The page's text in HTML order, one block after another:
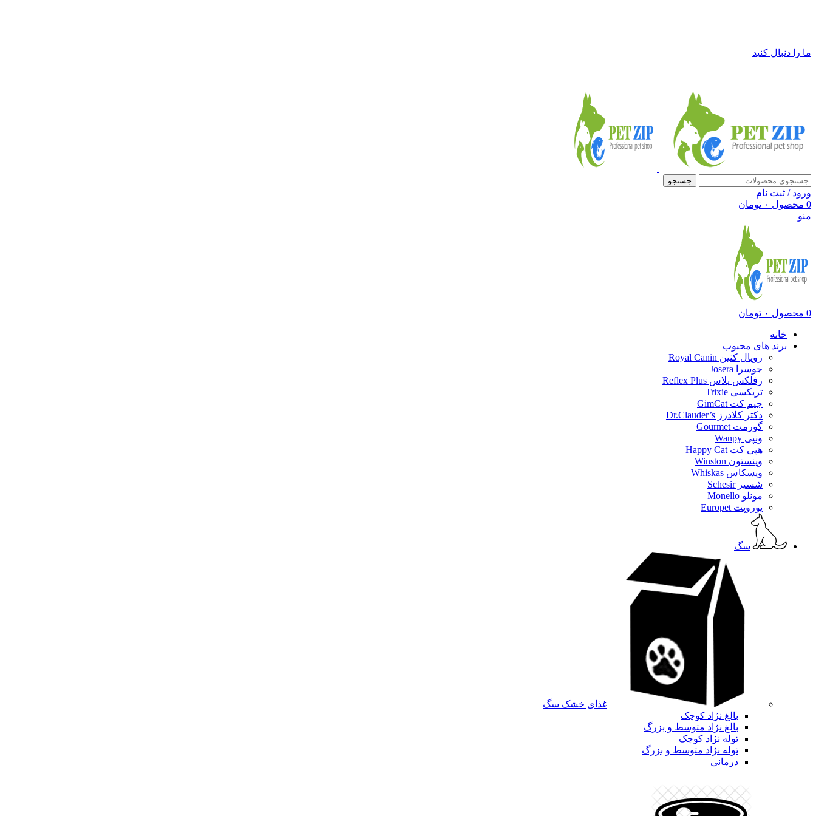
ما را دنبال کنید
جستجو
ورود / ثبت نام
0 محصول ۰ تومان
منو
0 محصول ۰ تومان
خانه
برند های محبوب
رویال کنین Royal Canin
جوسرا Josera
رفلکس پلاس Reflex Plus
تریکسی Trixie
جیم کت GimCat
دکتر کلادرز Dr.Clauder’s
گورمت Gourmet
ونپی Wanpy
هپی کت Happy Cat
وینستون Winston
ویسکاس Whiskas
شسیر Schesir
مونلو Monello
یوروپت Europet
سگ
غذای خشک سگ
بالغ نژاد کوچک
بالغ نژاد متوسط و بزرگ
توله نژاد کوچک
توله نژاد متوسط و بزرگ
درمانی